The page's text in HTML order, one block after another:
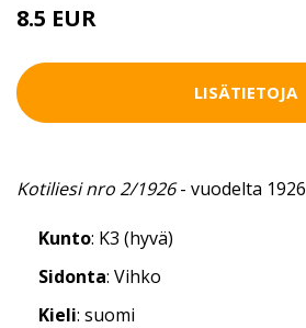
8.5 EUR
LISÄTIETOJA
Kotiliesi nro 2/1926- vuodelta 1926
Kunto: K3 (hyvä)
Sidonta: Vihko
Kieli: suomi